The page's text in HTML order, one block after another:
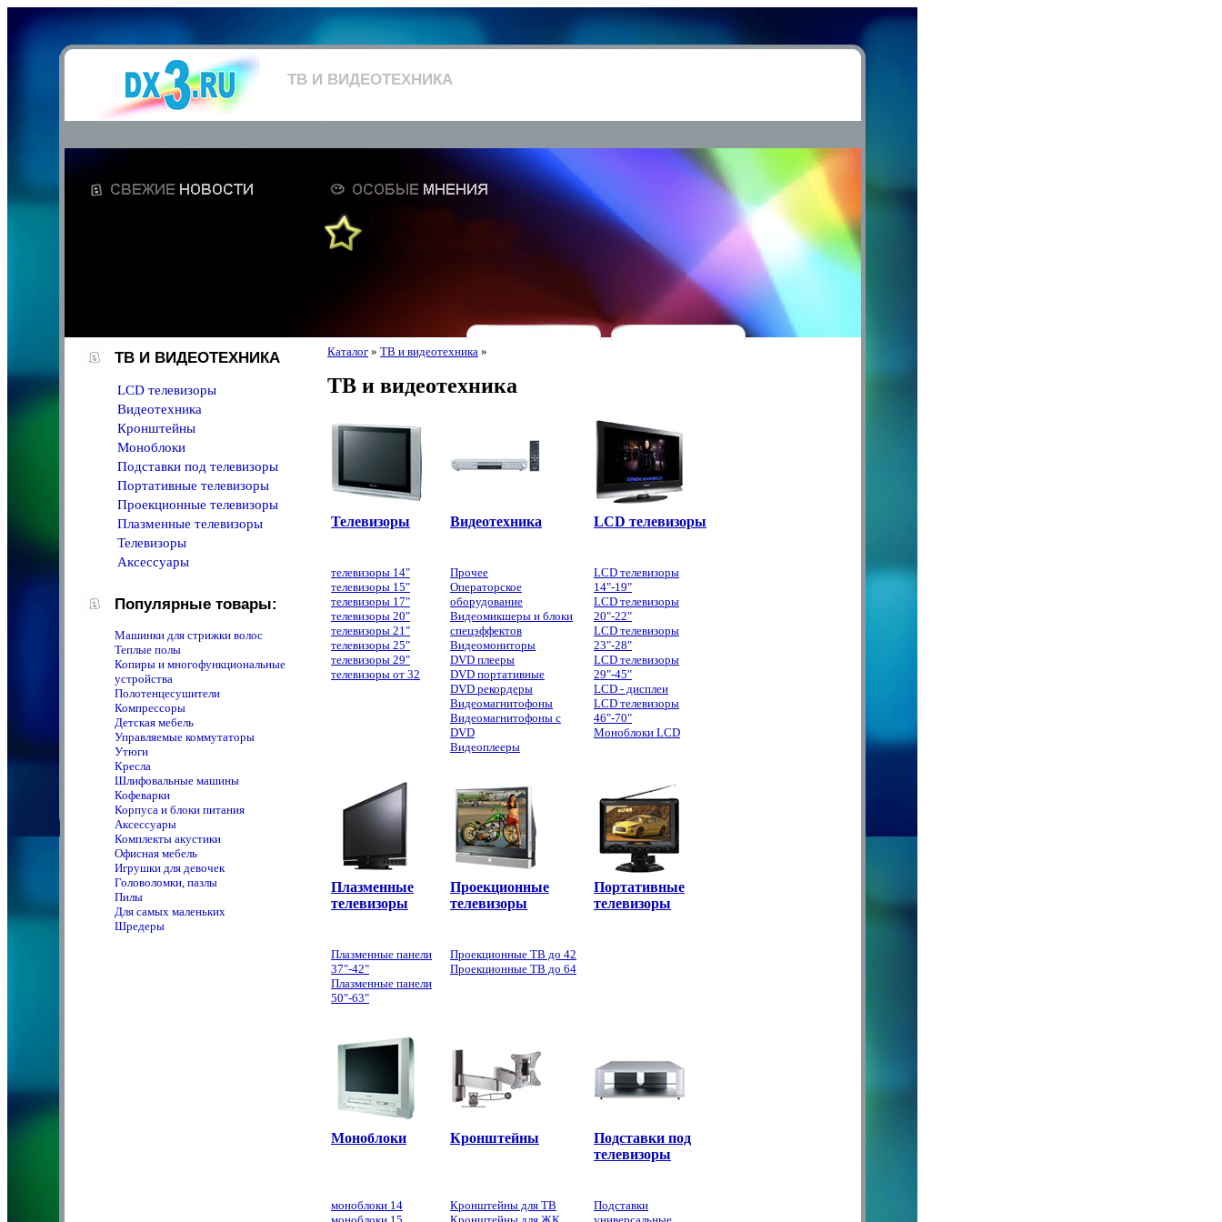
ТВ И ВИДЕОТЕХНИКА
ТВ И ВИДЕОТЕХНИКА
LCD телевизоры
Видеотехника
Кронштейны
Моноблоки
Подставки под телевизоры
Портативные телевизоры
Проекционные телевизоры
Плазменные телевизоры
Телевизоры
Аксессуары
Популярные товары:
Машинки для стрижки волос
Теплые полы
Копиры и многофункциональные
устройства
Полотенцeсушители
Компрессоры
Детская мебель
Управляемые коммутаторы
Утюги
Кресла
Шлифовальные машины
Кофеварки
Корпуса и блоки питания
Аксессуары
Комплекты акустики
Офисная мебель
Игрушки для девочек
Головоломки, пазлы
Пилы
Для самых маленьких
Шредеры
Каталог » ТВ и видеотехника »
ТВ и видеотехника
Телевизоры Видеотехника LCD телевизоры
телевизоры 14"
телевизоры 15"
телевизоры 17"
телевизоры 20"
телевизоры 21"
телевизоры 25"
телевизоры 29"
телевизоры от 32
Прочее
Операторское
оборудование
Видеомикшеры и блоки
спецэффектов
Видеомониторы
DVD плееры
DVD портативные
DVD рекордеры
Видеомагнитофоны
Видеомагнитофоны с
DVD
Видеоплееры
LCD телевизоры
14"-19"
LCD телевизоры
20"-22"
LCD телевизоры
23"-28"
LCD телевизоры
29"-45"
LCD - дисплеи
LCD телевизоры
46"-70"
Моноблоки LCD
Плазменные
телевизоры
Проекционные
телевизоры
Портативные
телевизоры
Плазменные панели
37"-42"
Плазменные панели
50"-63"
Проекционные ТВ до 42
Проекционные ТВ до 64
Моноблоки Кронштейны
Подставки под
телевизоры
моноблоки 14
Кронштейны для ТВ
Подставки